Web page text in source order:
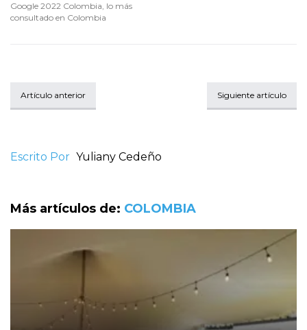
Google 2022 Colombia, lo más
consultado en Colombia
Artículo anterior Siguiente artículo
Escrito Por Yuliany Cedeño
Más artículos de: COLOMBIA